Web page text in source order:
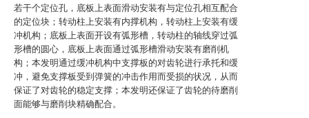
若干个定位孔，底板上表面滑动安装有与定位孔相互配合
的定位块；转动柱上安装有内撑机构，转动柱上安装有缓
冲机构；底板上表面开设有弧形槽，转动柱的轴线穿过弧
形槽的圆心，底板上表面通过弧形槽滑动安装有磨削机
构；本发明通过缓冲机构中支撑板的对齿轮进行承托和缓
冲，避免支撑板受到弹簧的冲击作用而受损的状况，从而
保证了对齿轮的稳定支撑；本发明还保证了齿轮的待磨削
面能够与磨削块精确配合。